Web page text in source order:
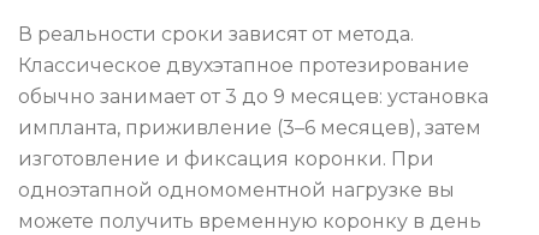
В реальности сроки зависят от метода.
Классическое двухэтапное протезирование
обычно занимает от 3 до 9 месяцев: установка
импланта, приживление (3–6 месяцев), затем
изготовление и фиксация коронки. При
одноэтапной одномоментной нагрузке вы
можете получить временную коронку в день